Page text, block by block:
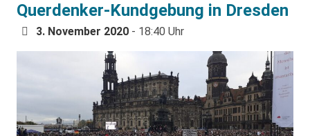
Querdenker-Kundgebung in Dresden
3. November 2020 - 18:40 Uhr